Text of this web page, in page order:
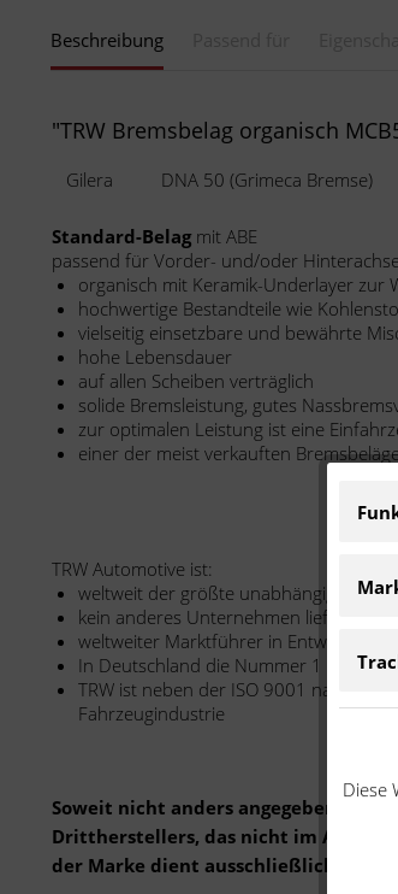
Beschreibung
"TRW Bremsbelag organisch
Gilera DNA 50 (Grimeca Bremse)
Standard-Belag mit ABE
passend für Vorder- und/oder Hinterachse
organisch mit Keramik-Underlayer zur
hochwertige Bestandteile wie
vielseitig einsetzbare und bewährte
hohe Lebensdauer
auf allen Scheiben verträglich
solide Bremsleistung, gutes
zur optimalen Leistung ist eine
einer der meist verkauften
TRW Automotive ist:
weltweit der größte unabhängige
kein anderes Unternehmen liefert
weltweiter Marktführer in Entwicklung,
In Deutschland die Nummer 1 mit
TRW ist neben der ISO 9001 nach
Fahrzeugindustrie
Soweit nicht anders angegeben: Bei
Drittherstellers, das nicht im Auftrag
der Marke dient ausschließlich der
Diese